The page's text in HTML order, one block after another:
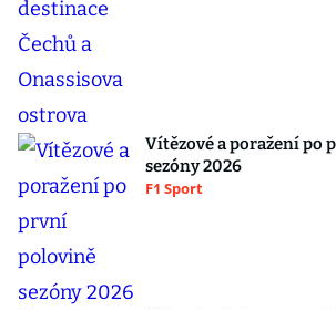
Vítězové a poražení po
sezóny 2026
F1 Sport